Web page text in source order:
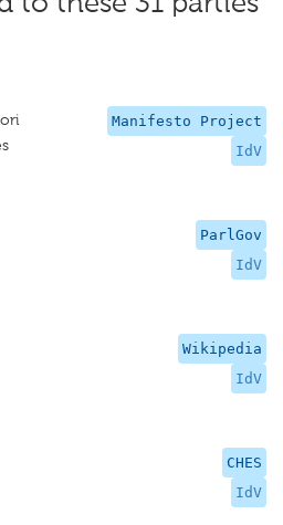
Manifesto Project
IdV
ParlGov
IdV
Wikipedia
IdV
CHES
IdV